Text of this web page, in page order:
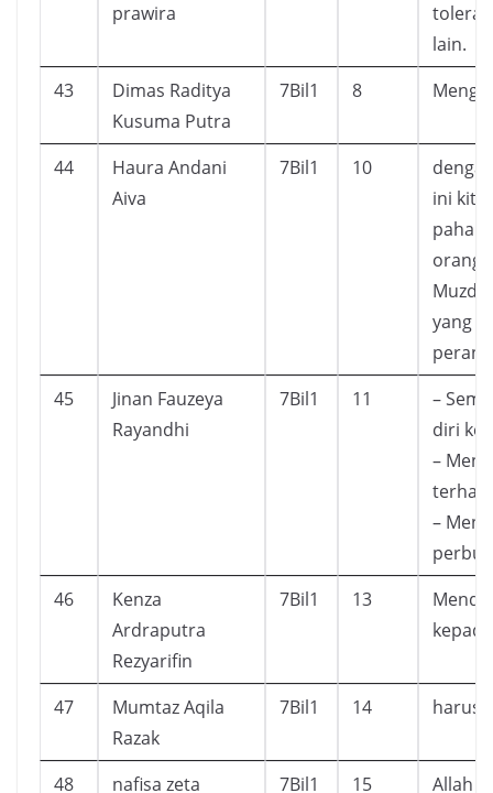
prawira
lain.
43
Dimas Raditya
Kusuma Putra
7Bil1 8
44
Haura Andani
Aiva
7Bil1 10
ini kita
orang
yang
45
Jinan Fauzeya
Rayandhi
7Bil1 11
–
diri
–
–
46
Kenza
Ardraputra
Rezyarifin
7Bil1 13
47
Mumtaz Aqila
Razak
7Bil1 14 harus
48
nafisa zeta
7Bil1 15 Allah